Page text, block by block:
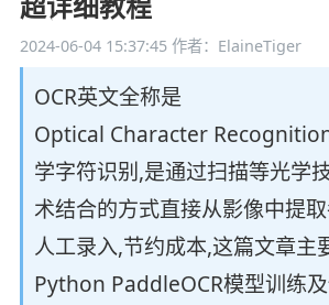
2024-06-04 15:37:45作者：ElaineTiger
OCR英文全称是
Optical Character
学字符识别,是通过扫描等光学
术结合的方式直接从影像中提
人工录入,节约成本,这篇文章主
Python PaddleOCR模型训练